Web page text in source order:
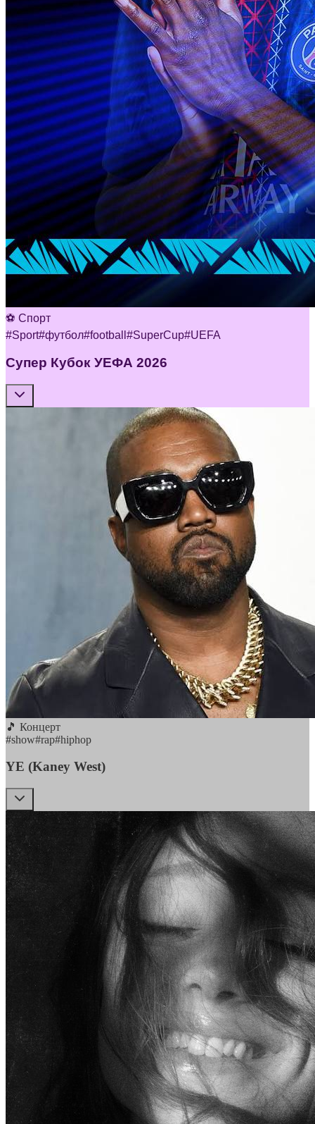
⚽ Спорт
#Sport#футбол#football #SuperCup#UEFA
Супер Кубок УЕФА 2026
🎵 Концерт
#show#rap#hiphop
YE (Kaney West)